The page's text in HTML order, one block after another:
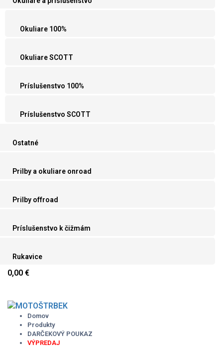
Okuliare 100%
Okuliare SCOTT
Príslušenstvo 100%
Príslušenstvo SCOTT
Ostatné
Prilby a okuliare onroad
Prilby offroad
Príslušenstvo k čižmám
Rukavice
0,00 €
contentDomov
Produkty
DARČEKOVÝ POUKAZ
VÝPREDAJ